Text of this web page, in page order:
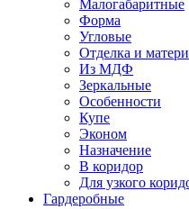
Малогабаритные
Форма
Угловые
Отделка и
Из МДФ
Зеркальные
Особенности
Купе
Эконом
Назначение
В коридор
Для узкого
Гардеробные